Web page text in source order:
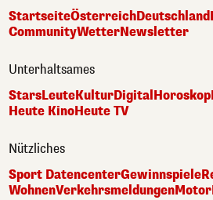
StartseiteÖsterreichDeutschland
CommunityWetterNewsletter
Unterhaltsames
StarsLeuteKulturDigitalHoroskop
Heute KinoHeute TV
Nützliches
Sport DatencenterGewinnspiele
WohnenVerkehrsmeldungenMotor